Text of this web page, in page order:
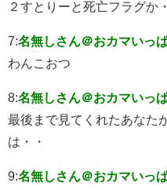
２すとりーと死亡フラグか
7:名無しさん＠おカマいっ
わんこおつ
8:名無しさん＠おカマいっ
最後まで見てくれたあなた
は・・
9:名無しさん＠おカマいっ